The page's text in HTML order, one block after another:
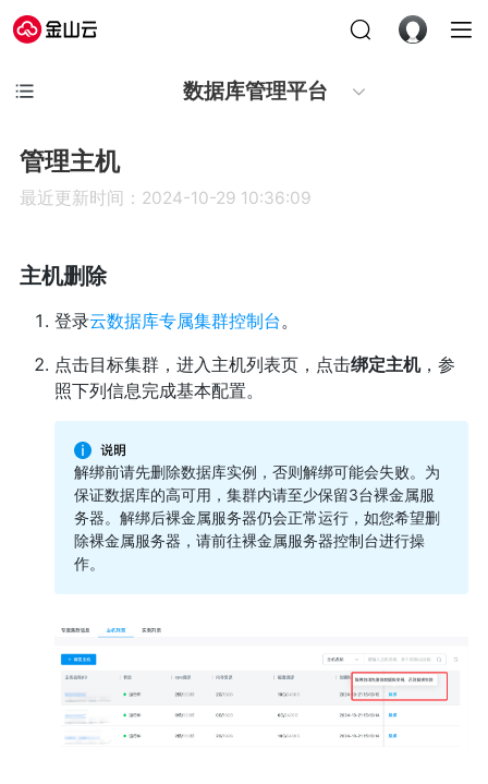
数据库管理平台
管理主机
最近更新时间：2024-10-29 10:36:09
主机删除
登录云数据库专属集群控制台。
点击目标集群，进入主机列表页，点击绑定主机，参
照下列信息完成基本配置。
解绑前请先删除数据库实例，否则解绑可能会失败。为
保证数据库的高可用，集群内请至少保留3台裸金属服
务器。解绑后裸金属服务器仍会正常运行，如您希望删
除裸金属服务器，请前往裸金属服务器控制台进行操
作。